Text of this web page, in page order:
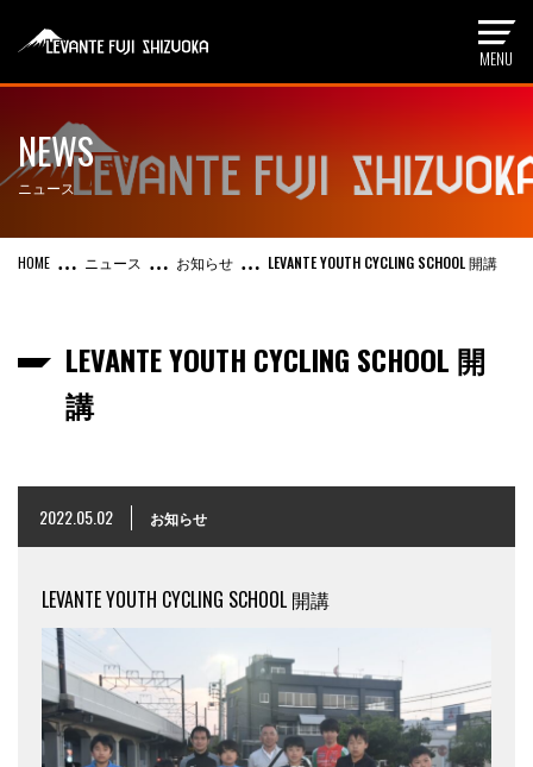
NEWS
ニュース
ニュース お知らせ LEVANTE YOUTH CYCLING SCHOOL 開講
LEVANTE YOUTH CYCLING SCHOOL 開
講
2022.05.02 お知らせ
LEVANTE YOUTH CYCLING SCHOOL 開講